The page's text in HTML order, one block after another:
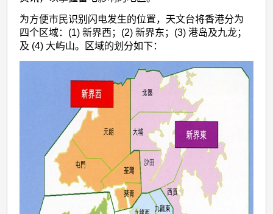
为方便市民识别闪电发生的位置，天文台将香港分为
四个区域：(1) 新界西；(2) 新界东；(3) 港岛及九龙；
及 (4) 大屿山。区域的划分如下：